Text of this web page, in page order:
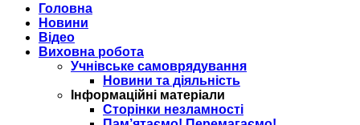
Головна
Новини
Відео
Виховна робота
Учнівське самоврядування
Новини та діяльність
Інформаційні матеріали
Сторінки незламності